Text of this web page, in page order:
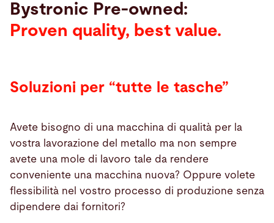
Bystronic Pre-owned:
Proven quality, best value.
Soluzioni per “tutte le tasche”
Avete bisogno di una macchina di qualità per la
vostra lavorazione del metallo ma non sempre
avete una mole di lavoro tale da rendere
conveniente una macchina nuova? Oppure volete
flessibilità nel vostro processo di produzione senza
dipendere dai fornitori?